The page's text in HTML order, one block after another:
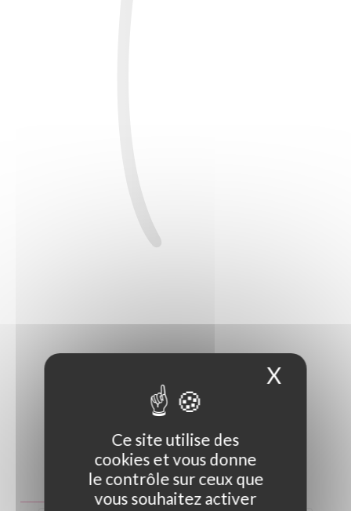
Photo non contractuelle
Guide des tailles
Ce site utilise des
cookies et vous donne
le contrôle sur ceux que
vous souhaitez activer
X